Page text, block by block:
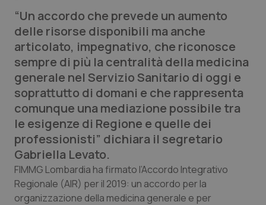
QS Pro
Professionisti Sanitari.AI
Abruzzo
Basilicata
Calabria
Campania
QS Pro Gold
Artrite & artrosi
Asma & BPCO
Car-T
QS Club Newsletter
“Un accordo che prevede un aumento
delle risorse disponibili ma anche
articolato, impegnativo, che riconosce
sempre di più la centralità della medicina
generale nel Servizio Sanitario di oggi e
soprattutto di domani e che rappresenta
comunque una mediazione possibile tra
le esigenze di Regione e quelle dei
professionisti” dichiara il segretario
Gabriella Levato.
FIMMG Lombardia ha firmato l’Accordo Integrativo
Regionale (AIR) per il 2019: un accordo per la
organizzazione della medicina generale e per